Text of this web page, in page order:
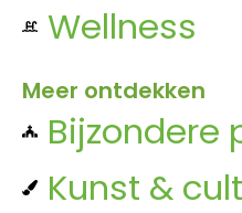
Wellness
Meer ontdekken
Bijzondere
Kunst &